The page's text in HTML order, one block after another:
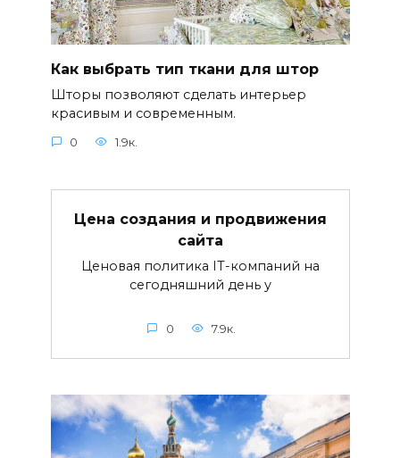
Как выбрать тип ткани для штор
Шторы позволяют сделать интерьер
красивым и современным.
0 1.9к.
Цена создания и продвижения
сайта
Ценовая политика IT-компаний на
сегодняшний день у
0 7.9к.